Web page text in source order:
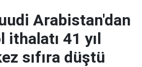
Arabistan'dan
ithalatı 41 yıl
sıfıra düştü